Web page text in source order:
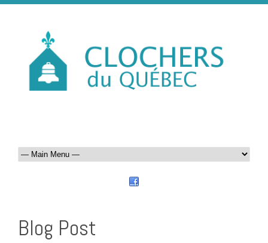
Blog Post